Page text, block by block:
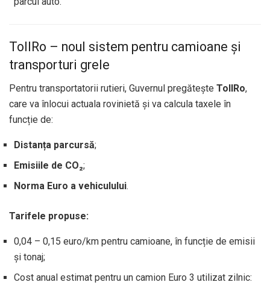
TollRo – noul sistem pentru camioane și
transporturi grele
Pentru transportatorii rutieri, Guvernul pregătește TollRo,
care va înlocui actuala rovinietă și va calcula taxele în
funcție de:
Distanța parcursă;
Emisiile de CO₂;
Norma Euro a vehiculului.
Tarifele propuse:
0,04 – 0,15 euro/km pentru camioane, în funcție de emisii
și tonaj;
Cost anual estimat pentru un camion Euro 3 utilizat zilnic: